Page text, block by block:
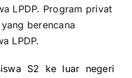
LPDP. Program privat
berencana
LPDP.
S2 ke luar negeri